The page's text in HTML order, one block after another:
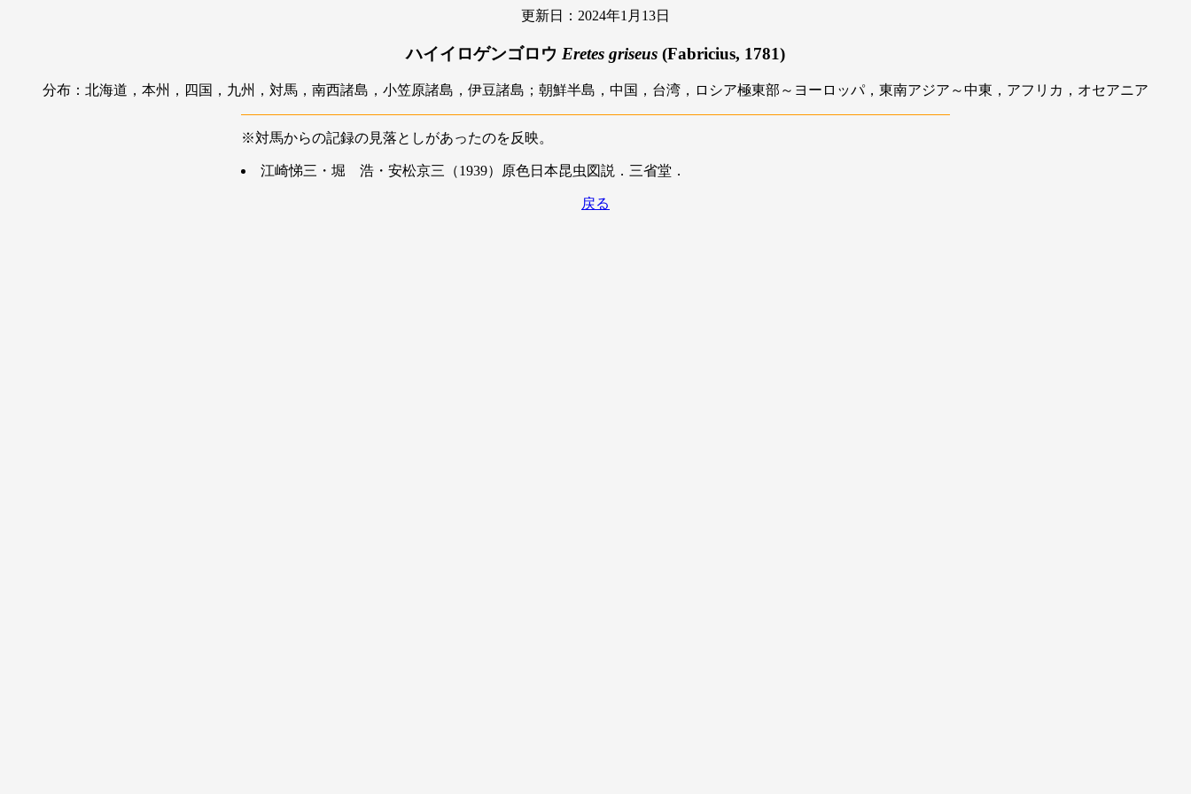
更新日：2024年1月13日
ハイイロゲンゴロウ Eretes griseus (Fabricius, 1781)
分布：北海道，本州，四国，九州，対馬，南西諸島，小笠原諸島，伊豆諸島；朝鮮半島，中国，台湾，ロシア極東部～ヨーロッパ，東南アジア～中東，アフリカ，オセアニア
※対馬からの記録の見落としがあったのを反映。
江崎悌三・堀 浩・安松京三（1939）原色日本昆虫図説．三省堂．
戻る